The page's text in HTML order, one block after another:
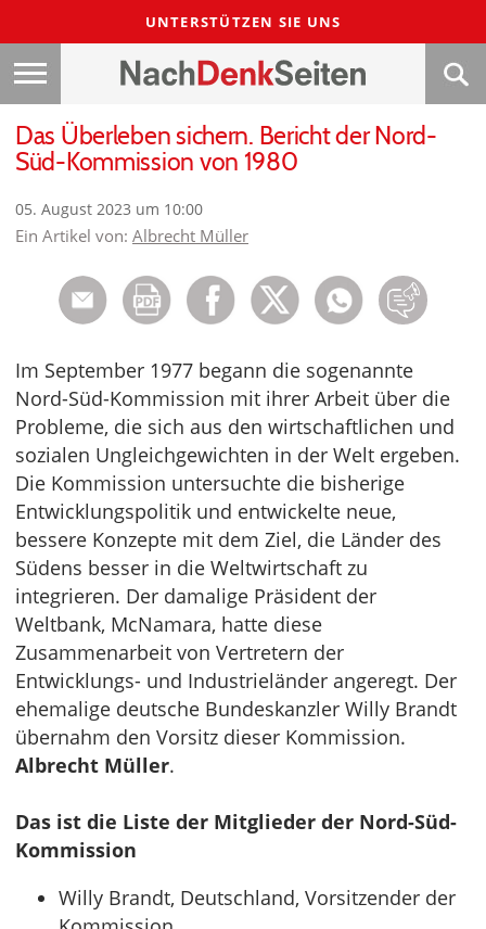
UNTERSTÜTZEN SIE UNS
Das Überleben sichern. Bericht der Nord-
Süd-Kommission von 1980
05. August 2023 um 10:00
Ein Artikel von: Albrecht Müller
Im September 1977 begann die sogenannte
Nord-Süd-Kommission mit ihrer Arbeit über die
Probleme, die sich aus den wirtschaftlichen und
sozialen Ungleichgewichten in der Welt ergeben.
Die Kommission untersuchte die bisherige
Entwicklungspolitik und entwickelte neue,
bessere Konzepte mit dem Ziel, die Länder des
Südens besser in die Weltwirtschaft zu
integrieren. Der damalige Präsident der
Weltbank, McNamara, hatte diese
Zusammenarbeit von Vertretern der
Entwicklungs- und Industrieländer angeregt. Der
ehemalige deutsche Bundeskanzler Willy Brandt
übernahm den Vorsitz dieser Kommission.
Albrecht Müller.
Das ist die Liste der Mitglieder der Nord-Süd-
Kommission
Willy Brandt, Deutschland, Vorsitzender der